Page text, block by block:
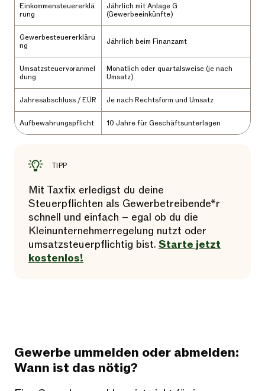
Einkommensteuererklä
rung
Jährlich mit Anlage G
(Gewerbeeinkünfte)
Gewerbesteuererkläru
ng
Jährlich beim Finanzamt
Umsatzsteuervoranmel
dung
Monatlich oder quartalsweise (je nach
Umsatz)
Jahresabschluss / EÜR Je nach Rechtsform und Umsatz
Aufbewahrungspflicht 10 Jahre für Geschäftsunterlagen
TIPP
Mit Taxfix erledigst du deine
Steuerpflichten als Gewerbetreibende*r
schnell und einfach – egal ob du die
Kleinunternehmerregelung nutzt oder
umsatzsteuerpflichtig bist. Starte jetzt
kostenlos!
Gewerbe ummelden oder abmelden:
Wann ist das nötig?